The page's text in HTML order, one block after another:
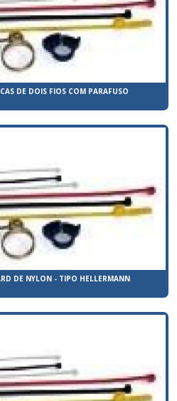
DE DOIS FIOS COM PARAFUSO
DE NYLON - TIPO HELLERMANN